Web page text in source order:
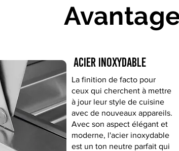
La finition de facto pour
ceux qui cherchent à mettre
à jour leur style de cuisine
avec de nouveaux appareils.
Avec son aspect élégant et
moderne, l'acier inoxydable
est un ton neutre parfait qui
acier inoxydable